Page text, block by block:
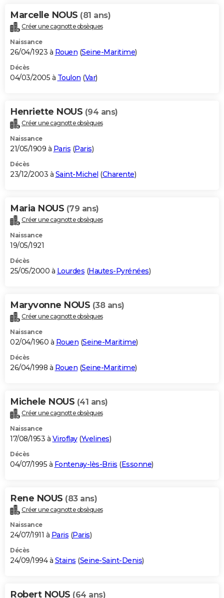
Marcelle NOUS (81 ans)
Créer une cagnotte obsèques
Naissance
26/04/1923 à Rouen (Seine-Maritime)
Décès
04/03/2005 à Toulon (Var)
Henriette NOUS (94 ans)
Créer une cagnotte obsèques
Naissance
21/05/1909 à Paris (Paris)
Décès
23/12/2003 à Saint-Michel (Charente)
Maria NOUS (79 ans)
Créer une cagnotte obsèques
Naissance
19/05/1921
Décès
25/05/2000 à Lourdes (Hautes-Pyrénées)
Maryvonne NOUS (38 ans)
Créer une cagnotte obsèques
Naissance
02/04/1960 à Rouen (Seine-Maritime)
Décès
26/04/1998 à Rouen (Seine-Maritime)
Michele NOUS (41 ans)
Créer une cagnotte obsèques
Naissance
17/08/1953 à Viroflay(Yvelines)
Décès
04/07/1995 à Fontenay-lès-Briis (Essonne)
Rene NOUS (83 ans)
Créer une cagnotte obsèques
Naissance
24/07/1911 à Paris (Paris)
Décès
24/09/1994 à Stains (Seine-Saint-Denis)
Robert NOUS (64 ans)